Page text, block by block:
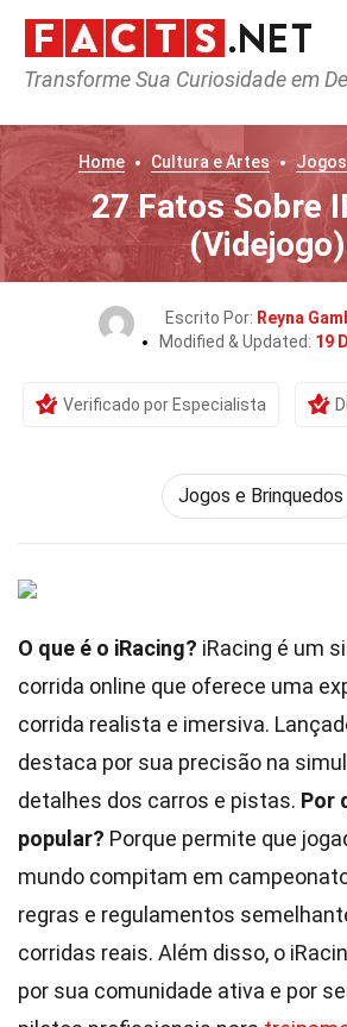
Transforme Sua Curiosidade em
Home Cultura e Artes
27 Fatos Sobre
(Videjogo)
Escrito Por: Reyna
Modified & Updated: 19
Verificado por Especialista
Jogos e Brinquedos
O que é o iRacing? iRacing é um
corrida online que oferece uma
corrida realista e imersiva.
destaca por sua precisão na
detalhes dos carros e pistas. Por
popular? Porque permite que
mundo compitam em
regras e regulamentos
corridas reais. Além disso, o
por sua comunidade ativa e por